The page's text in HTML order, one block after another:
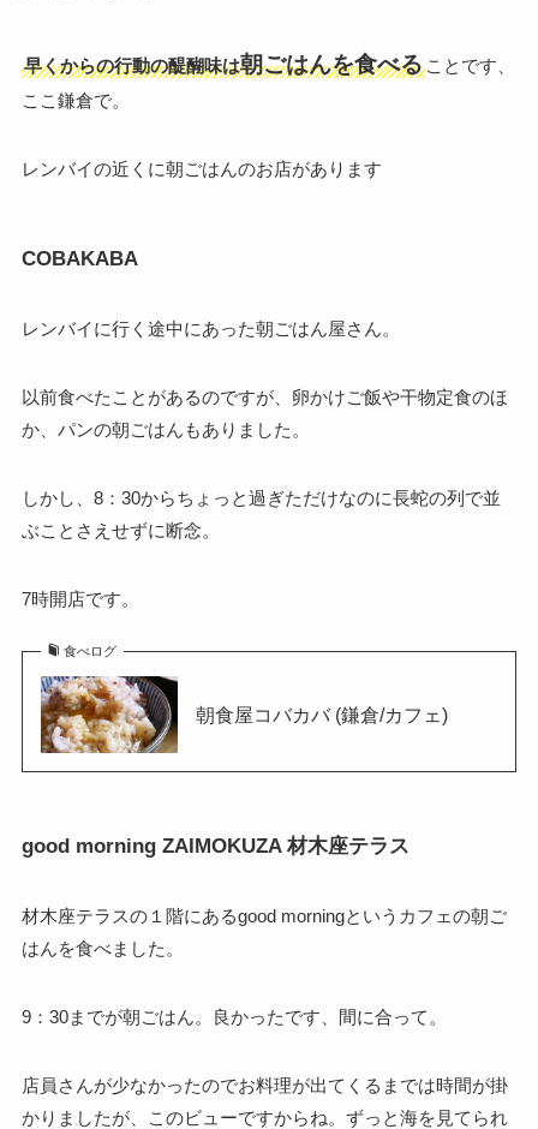
早くからの行動の醍醐味は朝ごはんを食べることです、
ここ鎌倉で。
レンバイの近くに朝ごはんのお店があります
COBAKABA
レンバイに行く途中にあった朝ごはん屋さん。
以前食べたことがあるのですが、卵かけご飯や干物定食のほ
か、パンの朝ごはんもありました。
しかし、8：30からちょっと過ぎただけなのに長蛇の列で並
ぶことさえせずに断念。
7時開店です。
食べログ
朝食屋コバカバ (鎌倉/カフェ)
good morning ZAIMOKUZA 材木座テラス
材木座テラスの１階にあるgood morningというカフェの朝ご
はんを食べました。
9：30までが朝ごはん。良かったです、間に合って。
店員さんが少なかったのでお料理が出てくるまでは時間が掛
かりましたが、このビューですからね。ずっと海を見てられ